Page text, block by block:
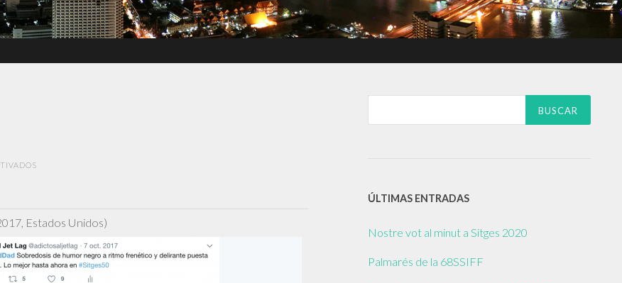
EN
Estados Unidos)
ÚLTIMAS ENTRADAS
Nostre vot al minut a Sitges 2020
Palmarés de la 68SSIFF